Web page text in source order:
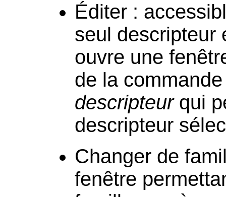
Éditer :
seul descripteur
ouvre une
de la
descripteurqui
descripteur
Changer de
fenêtre